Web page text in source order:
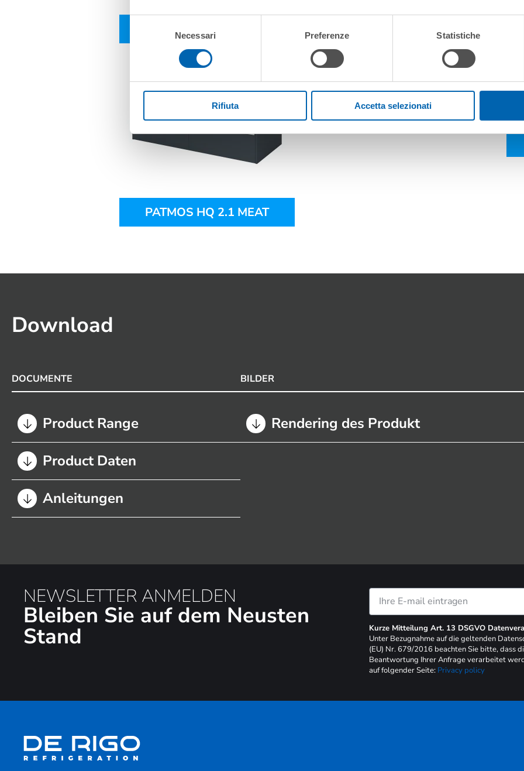
Necessari Preferenze Statistiche
Rifiuta Accetta selezionati
PATMOS HQ 2.1
PATMOS HQ 2.1 MEAT
Download
DOCUMENTE
Product Range
Product Daten
Anleitungen
BILDER
Rendering des Produkt
NEWSLETTER ANMELDEN
Bleiben Sie auf dem Neusten
Stand
Kurze Mitteilung Art. 13 DSGVO
Unter Bezugnahme auf die geltenden
(EU) Nr. 679/2016 beachten Sie bitte, dass
Beantwortung Ihrer Anfrage verarbeitet
auf folgender Seite: Privacy policy